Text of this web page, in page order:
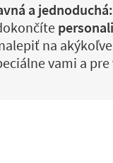
a
na
vami a pre